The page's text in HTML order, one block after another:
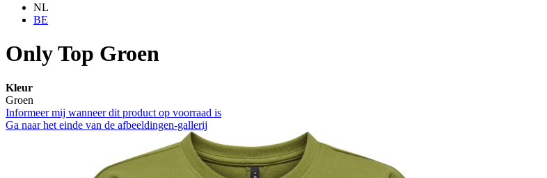
NL
BE
Only Top Groen
Kleur
Groen
Informeer mij wanneer dit product op voorraad is
Ga naar het einde van de afbeeldingen-gallerij